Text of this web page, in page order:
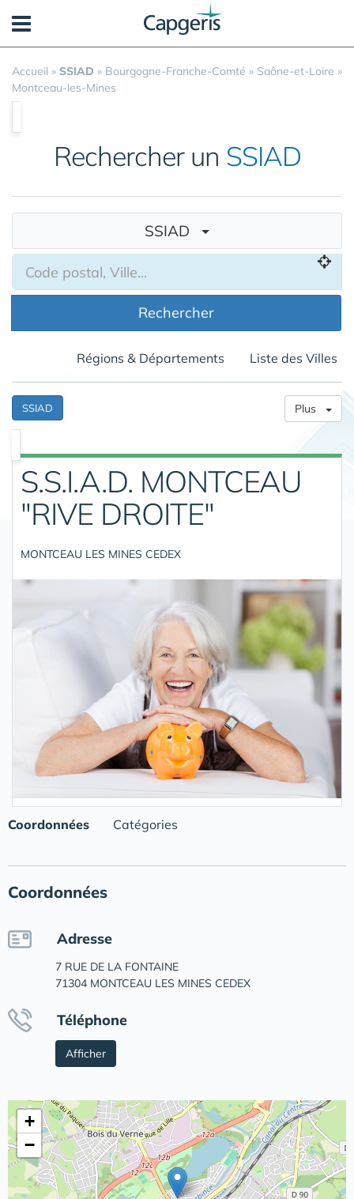
Accueil » SSIAD » Bourgogne-Franche-Comté » Saône-et-Loire »
Montceau-les-Mines
Rechercher un SSIAD
SSIAD
Rechercher
Régions & Départements Liste des Villes
SSIAD Plus
S.S.I.A.D. MONTCEAU
"RIVE DROITE"
MONTCEAU LES MINES CEDEX
Coordonnées Catégories
Coordonnées
Adresse
7 RUE DE LA FONTAINE
71304 MONTCEAU LES MINES CEDEX
Téléphone
Afficher
+
−